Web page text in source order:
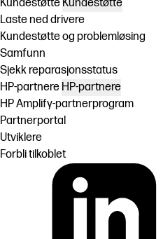
Kundestøtte Kundestøtte
Laste ned drivere
Kundestøtte og problemløsing
Samfunn
Sjekk reparasjonsstatus
HP-partnere HP-partnere
HP Amplify-partnerprogram
Partnerportal
Utviklere
Forbli tilkoblet